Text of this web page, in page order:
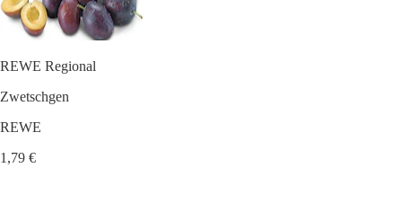
REWE Regional
Zwetschgen
REWE
1,79 €